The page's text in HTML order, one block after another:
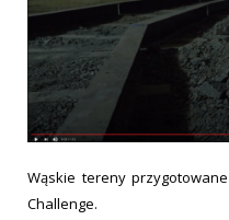
Wąskie tereny
Challenge.